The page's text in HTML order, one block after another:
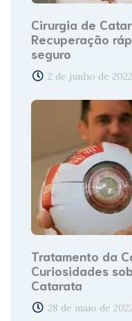
Cirurgia de
Recuperação
seguro
2 de junho de 2022
Tratamento da
Curiosidades
Catarata
28 de maio de